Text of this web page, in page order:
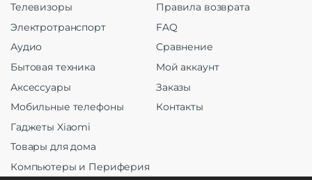
Телевизоры
Электротранспорт
Аудио
Бытовая техника
Аксессуары
Мобильные телефоны
Гаджеты Xiaomi
Товары для дома
Компьютеры и Периферия
Правила возврата
FAQ
Сравнение
Мой аккаунт
Заказы
Контакты